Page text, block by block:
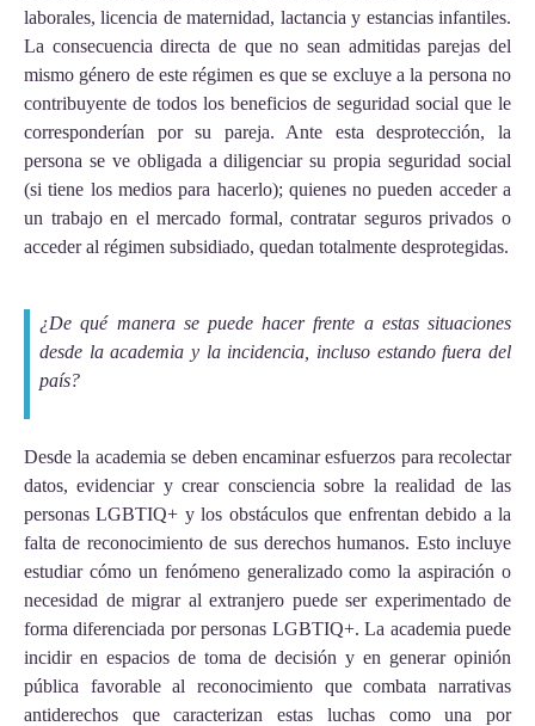
laborales, licencia de maternidad, lactancia y estancias infantiles.
La consecuencia directa de que no sean admitidas parejas del
mismo género de este régimen es que se excluye a la persona no
contribuyente de todos los beneficios de seguridad social que le
corresponderían por su pareja. Ante esta desprotección, la
persona se ve obligada a diligenciar su propia seguridad social
(si tiene los medios para hacerlo); quienes no pueden acceder a
un trabajo en el mercado formal, contratar seguros privados o
acceder al régimen subsidiado, quedan totalmente desprotegidas.
¿De qué manera se puede hacer frente a estas situaciones
desde la academia y la incidencia, incluso estando fuera del
país?
Desde la academia se deben encaminar esfuerzos para recolectar
datos, evidenciar y crear consciencia sobre la realidad de las
personas LGBTIQ+ y los obstáculos que enfrentan debido a la
falta de reconocimiento de sus derechos humanos. Esto incluye
estudiar cómo un fenómeno generalizado como la aspiración o
necesidad de migrar al extranjero puede ser experimentado de
forma diferenciada por personas LGBTIQ+. La academia puede
incidir en espacios de toma de decisión y en generar opinión
pública favorable al reconocimiento que combata narrativas
antiderechos que caracterizan estas luchas como una por